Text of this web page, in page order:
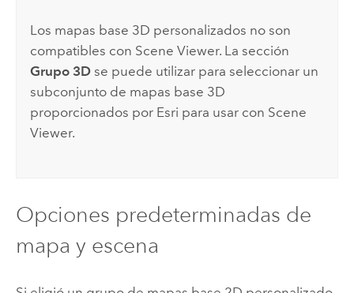
Los mapas base 3D personalizados no son
compatibles con Scene Viewer. La sección
Grupo 3D se puede utilizar para seleccionar un
subconjunto de mapas base 3D
proporcionados por Esri para usar con Scene
Viewer.
Opciones predeterminadas de
mapa y escena